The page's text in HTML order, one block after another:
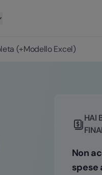
(+Modello Excel)
HAI
Non
spese